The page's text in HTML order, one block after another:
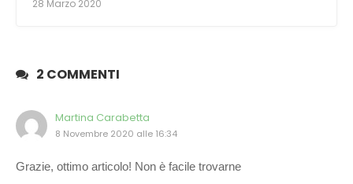
28 Marzo 2020
2 COMMENTI
Martina Carabetta
8 Novembre 2020 alle 16:34
Grazie, ottimo articolo! Non è facile trovarne